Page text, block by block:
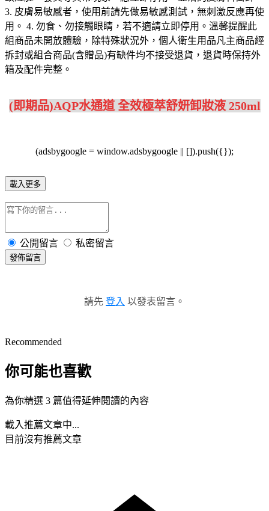
3. 皮膚易敏感者，使用前請先做易敏感測試，無刺激反應再使
用。 4. 勿食、勿接觸眼睛，若不適請立即停用。溫馨提醒此
組商品未開放體驗，除特殊狀況外，個人衛生用品凡主商品經
拆封或組合商品(含贈品)有缺件均不接受退貨，退貨時保持外
箱及配件完整。
(即期品)AQP水通道 全效極萃舒妍卸妝液 250ml
(adsbygoogle = window.adsbygoogle || []).push({});
載入更多
公開留言 私密留言
發佈留言
請先 登入 以發表留言。
Recommended
你可能也喜歡
為你精選 3 篇值得延伸閱讀的內容
載入推薦文章中...
目前沒有推薦文章